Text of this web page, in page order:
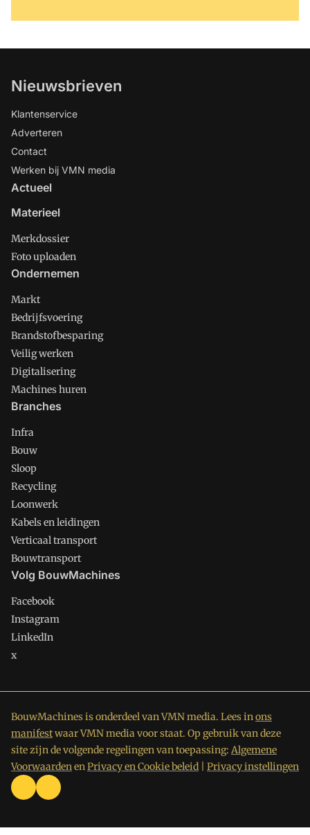
Nieuwsbrieven
Klantenservice
Adverteren
Contact
Werken bij VMN media
Actueel
Materieel
Merkdossier
Foto uploaden
Ondernemen
Markt
Bedrijfsvoering
Brandstofbesparing
Veilig werken
Digitalisering
Machines huren
Branches
Infra
Bouw
Sloop
Recycling
Loonwerk
Kabels en leidingen
Verticaal transport
Bouwtransport
Volg BouwMachines
Facebook
Instagram
LinkedIn
x
BouwMachines is onderdeel van VMN media. Lees inons
manifestwaar VMN media voor staat. Op gebruik van deze
site zijn de volgende regelingen van toepassing: Algemene
VoorwaardenenPrivacy en Cookie beleid Privacy instellingen